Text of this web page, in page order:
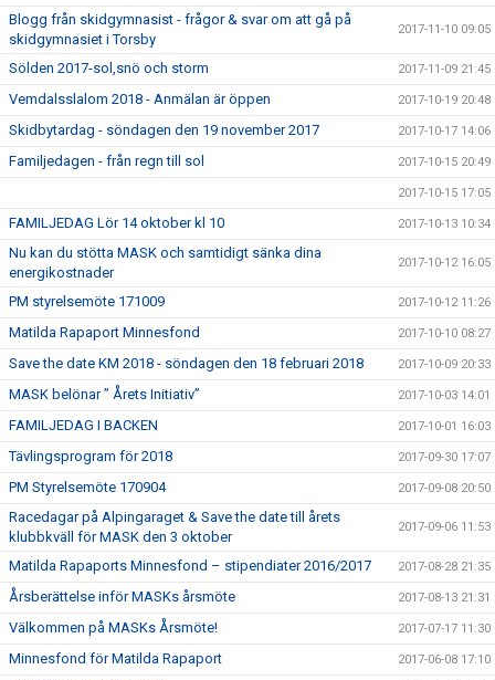
Blogg från skidgymnasist - frågor & svar om att gå på
skidgymnasiet i Torsby
2017-11-10 09:05
Sölden 2017-sol,snö och storm 2017-11-09 21:45
Vemdalsslalom 2018 - Anmälan är öppen 2017-10-19 20:48
Skidbytardag - söndagen den 19 november 2017 2017-10-17 14:06
Familjedagen - från regn till sol 2017-10-15 20:49
2017-10-15 17:05
FAMILJEDAG Lör 14 oktober kl 10 2017-10-13 10:34
Nu kan du stötta MASK och samtidigt sänka dina
energikostnader
2017-10-12 16:05
PM styrelsemöte 171009 2017-10-12 11:26
Matilda Rapaport Minnesfond 2017-10-10 08:27
Save the date KM 2018 - söndagen den 18 februari 2018 2017-10-09 20:33
MASK belönar ” Årets Initiativ” 2017-10-03 14:01
FAMILJEDAG I BACKEN 2017-10-01 16:03
Tävlingsprogram för 2018 2017-09-30 17:07
PM Styrelsemöte 170904 2017-09-08 20:50
Racedagar på Alpingaraget & Save the date till årets
klubbkväll för MASK den 3 oktober
2017-09-06 11:53
Matilda Rapaports Minnesfond – stipendiater 2016/2017 2017-08-28 21:35
Årsberättelse inför MASKs årsmöte 2017-08-13 21:31
Välkommen på MASKs Årsmöte! 2017-07-17 11:30
Minnesfond för Matilda Rapaport 2017-06-08 17:10